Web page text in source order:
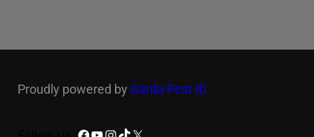
Proudly powered by Garda Pest ID
Facebook
YouTube
Instagram
TikTok
X